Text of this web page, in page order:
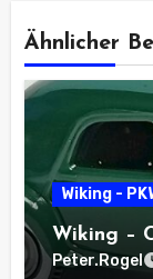
Ähnlicher
Wiking -
Wiking –
Peter.Rogel